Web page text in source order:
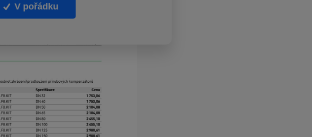
V pořádku